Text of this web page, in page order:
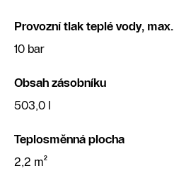
Provozní tlak teplé vody, max.
10 bar
Obsah zásobníku
503,0 l
Teplosměnná plocha
2,2 m²